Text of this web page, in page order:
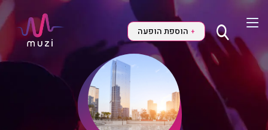
+ הוספת הופעה